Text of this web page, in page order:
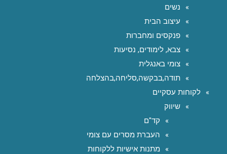
נשים
עיצוב הבית
פנקסים ומחברות
צבא, לימודים, נסיעות
צומי באנגלית
תודה,בבקשה,סליחה,בהצלחה
לקוחות עסקיים
שיווק
קד"ם
העברת מסרים עם צומי
מתנות אישיות ללקוחות